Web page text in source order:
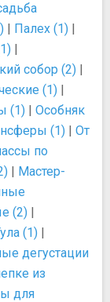
| Палех (1) |
|
собор (2) |
(1) |
(1) | Особняк
(1) | От
по
| Мастер-
(2) |
(1) |
дегустации
из
для